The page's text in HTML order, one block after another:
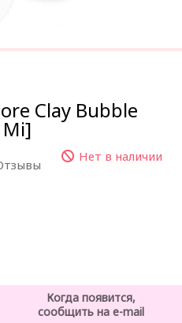
Clay Bubble
Mi]
Нет в наличии
Когда появится,
сообщить на e-mail